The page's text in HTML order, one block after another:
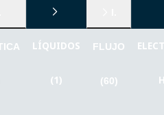
LÍQUIDOS
(1)
FLUJO
(60)